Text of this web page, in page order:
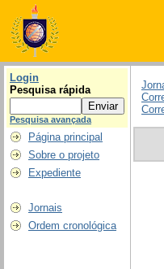
Login
Pesquisa rápida
Pesquisa avançada
Página principal
Sobre o projeto
Expediente
Jornais
Ordem cronológica